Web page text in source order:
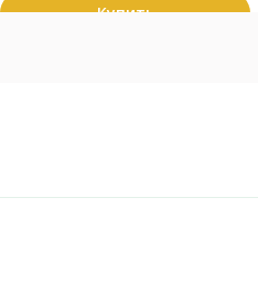
Купить